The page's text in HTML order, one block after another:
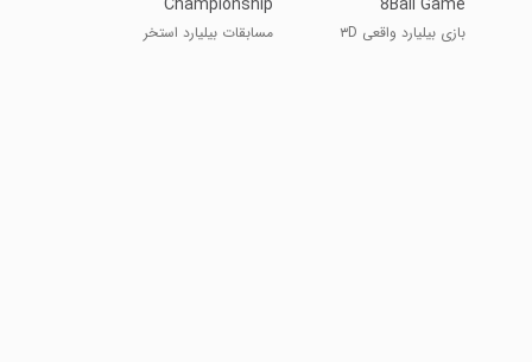
بازی بیلیارد واقعی ۳D
مسابقات بیلیارد استخر